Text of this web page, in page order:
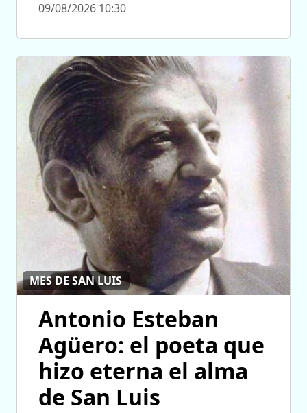
09/08/2026 10:30
MES DE SAN LUIS
Antonio Esteban
Agüero: el poeta que
hizo eterna el alma
de San Luis